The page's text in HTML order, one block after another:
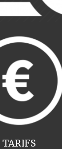
TARIFS